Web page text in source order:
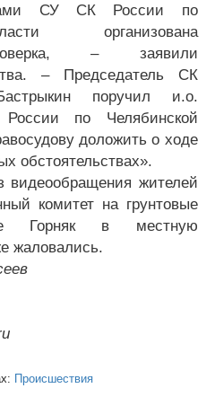
СУ СК России по
организована
– заявили
– Председатель СК
поручил и.о.
по Челябинской
доложить о ходе
обстоятельствах».
видеообращения жителей
комитет на грунтовые
Горняк в местную
жаловались.
Происшествия